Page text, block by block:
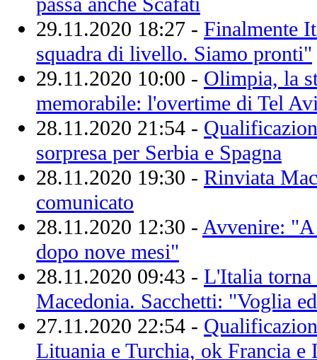
29.11.2020 18:27 - Finalmente
squadra di livello. Siamo pronti"
29.11.2020 10:00 - Olimpia, la
memorabile: l'overtime di Tel
28.11.2020 21:54 -
sorpresa per Serbia e Spagna
28.11.2020 19:30 - Rinviata
comunicato
28.11.2020 12:30 - Avvenire:
dopo nove mesi"
28.11.2020 09:43 - L'Italia torna
Macedonia. Sacchetti: "Voglia
27.11.2020 22:54 -
Lituania e Turchia, ok Francia e